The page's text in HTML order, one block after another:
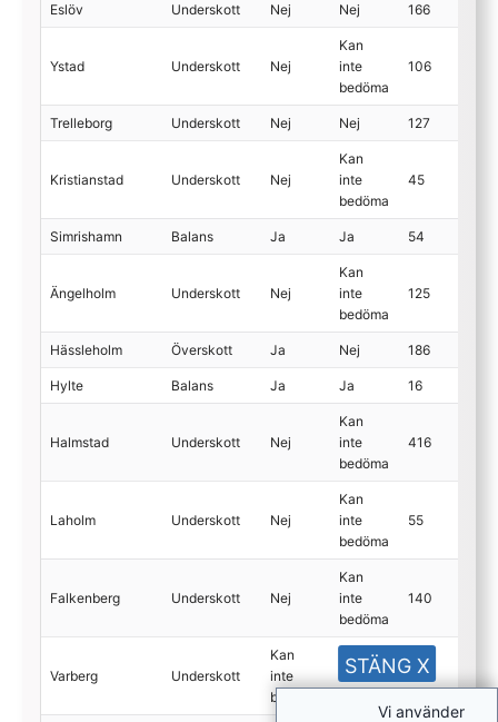
Eslöv Underskott Nej Nej 166
Ystad Underskott Nej
Kan
inte
bedöma
106
Trelleborg Underskott Nej Nej 127
Kristianstad Underskott Nej
Kan
inte
bedöma
45
Simrishamn Balans Ja Ja 54
Ängelholm Underskott Nej
Kan
inte
bedöma
125
Hässleholm Överskott Ja Nej 186
Hylte Balans Ja Ja 16
Halmstad Underskott Nej
Kan
inte
bedöma
416
Laholm Underskott Nej
Kan
inte
bedöma
55
Falkenberg Underskott Nej
Kan
inte
bedöma
140
Varberg Underskott
Kan
inte
bedöma
Kan
inte
207
Vi använder
STÄNG X